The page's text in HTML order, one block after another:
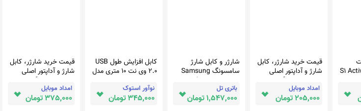
قیمت خرید شارژر، کابل
شارژ و آداپتور اصلی
تبلت سامسونگ
Samsung Galaxy Tab
Active - T360
امداد موبایل
205,000 تومان
شارژر و کابل شارژ
سامسونگ Samsung
Galaxy S8 Active
باتری تل
1,547,000 تومان
کابل افزایش طول USB
2.0 وی نت 10 متری مدل
نوآور استوک
345,000 تومان
قیمت خرید شارژر، کابل
شارژ و آداپتور اصلی
تبلت سامسونگ
Samsung Galaxy Tab
Active pro - T540
امداد موبایل
375,000 تومان